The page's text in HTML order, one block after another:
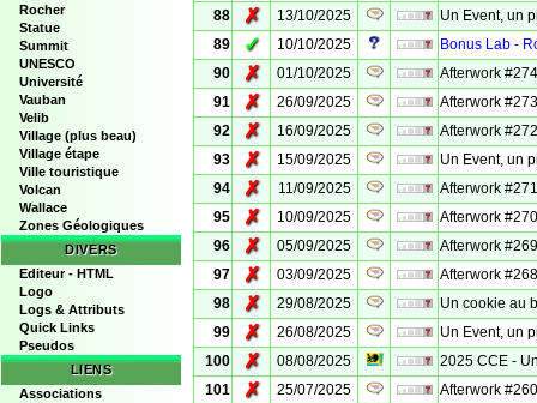
Rocher
Statue
Summit
UNESCO
Université
Vauban
Velib
Village (plus beau)
Village étape
Ville touristique
Volcan
Wallace
Zones Géologiques
DIVERS
Editeur - HTML
Logo
Logs & Attributs
Quick Links
Pseudos
LIENS
Associations
88
✗ 13/10/2025
Un Event, un
89
✓ 10/10/2025
Bonus Lab -
90
✗ 01/10/2025
Afterwork
91
✗ 26/09/2025
Afterwork
92
✗ 16/09/2025
Afterwork
93
✗ 15/09/2025
Un Event, un
94
✗ 11/09/2025
Afterwork
95
✗ 10/09/2025
Afterwork
96
✗ 05/09/2025
Afterwork
97
✗ 03/09/2025
Afterwork
98
✗ 29/08/2025
Un cookie au
99
✗ 26/08/2025
Un Event, un
100
✗ 08/08/2025
2025 CCE -
101
✗ 25/07/2025
Afterwork